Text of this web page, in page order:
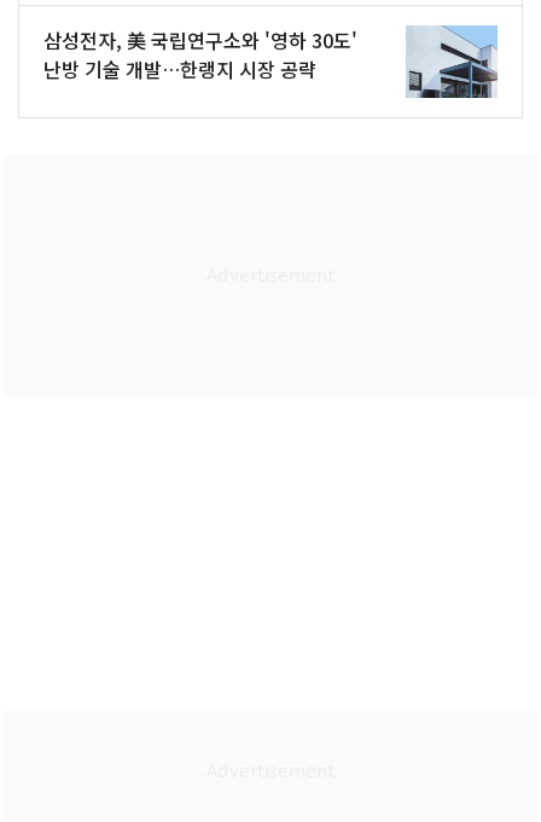
삼성전자, 美 국립연구소와 '영하 30도'
난방 기술 개발…한랭지 시장 공략